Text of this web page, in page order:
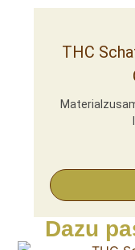
THC
Dazu